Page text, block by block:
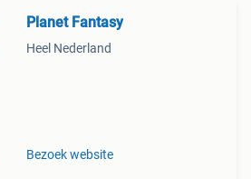
Planet Fantasy
Heel Nederland
Bezoek website